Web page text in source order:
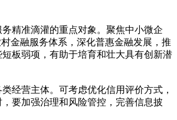
精准滴灌的重点对象。聚焦中小微企
金融服务体系，深化普惠金融发展，推
板弱项，有助于培育和壮大具有创新潜
经营主体。可考虑优化信用评价方式，
要加强治理和风险管控，完善信息披